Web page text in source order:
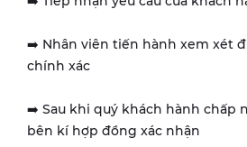
➡️ Nhân viên tiến hành xem xét
chính xác
➡️ Sau khi quý khách hành chấp
bên kí hợp đồng xác nhận